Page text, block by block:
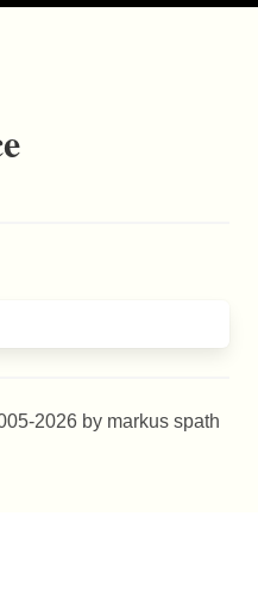
2026 by markus spath